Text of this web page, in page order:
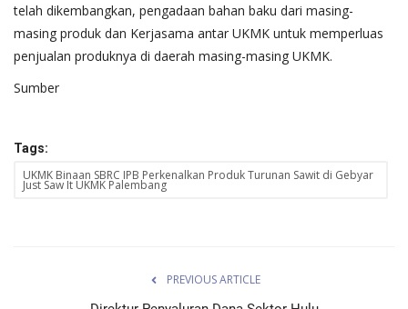
telah dikembangkan, pengadaan bahan baku dari masing-
masing produk dan Kerjasama antar UKMK untuk memperluas
penjualan produknya di daerah masing-masing UKMK.
Sumber
Tags:
UKMK Binaan SBRC IPB Perkenalkan Produk Turunan Sawit di Gebyar
Just Saw It UKMK Palembang
PREVIOUS ARTICLE